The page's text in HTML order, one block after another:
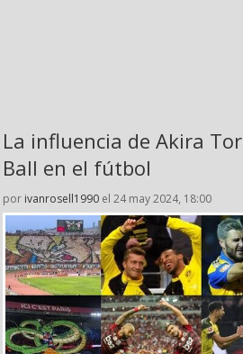
La influencia de Akira
Ball en el fútbol
por ivanrosell1990 el 24 may 2024, 18:00